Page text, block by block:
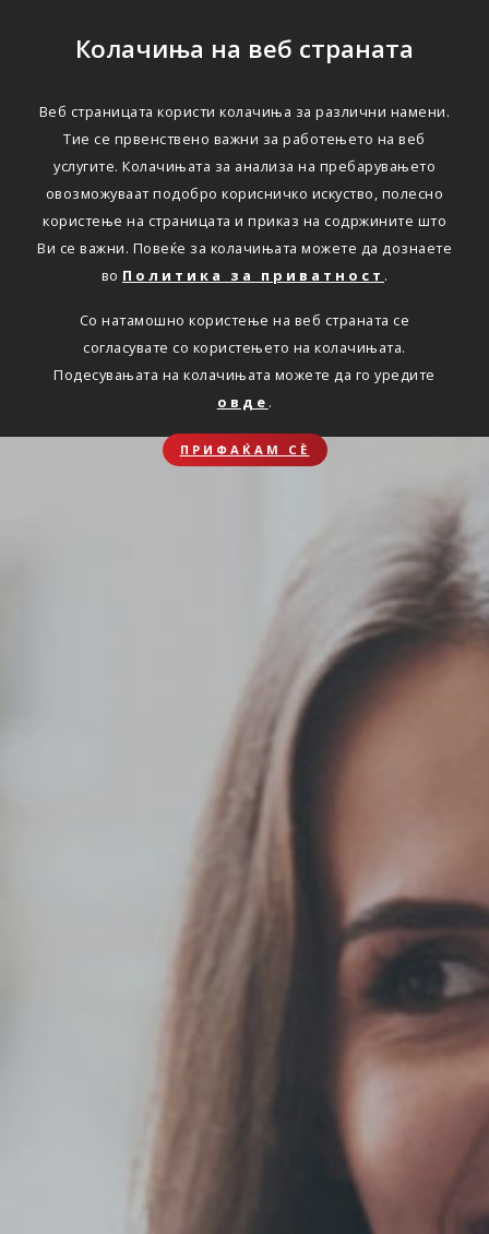
Колачиња на веб страната
Веб страницата користи колачиња за различни намени.
Тие се првенствено важни за работењето на веб
услугите. Колачињата за анализа на пребарувањето
овозможуваат подобро корисничко искуство, полесно
користење на страницата и приказ на содржините што
Ви се важни. Повеќе за колачињата можете да дознаете
во Политика за приватност .
Со натамошно користење на веб страната се
согласувате со користењето на колачињата.
Подесувањата на колачињата можете да го уредите
овде .
ПРИФАЌАМ СЀ